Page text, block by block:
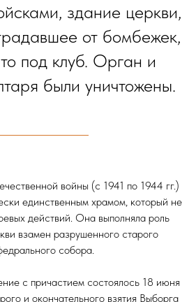
здание церкви,
от бомбежек,
под клуб. Орган и
были уничтожены.
войны (с 1941 по 1944 гг.)
единственным храмом, который не
действий. Она выполняла роль
взамен разрушенного старого
собора.
с причастием состоялось 18 июня
и окончательного взятия Выборга